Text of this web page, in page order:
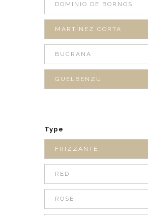
DOMINIO DE BORNOS
MARTÍNEZ CORTA
BUCRANA
GUELBENZU
Type
FRIZZANTE
RED
ROSE